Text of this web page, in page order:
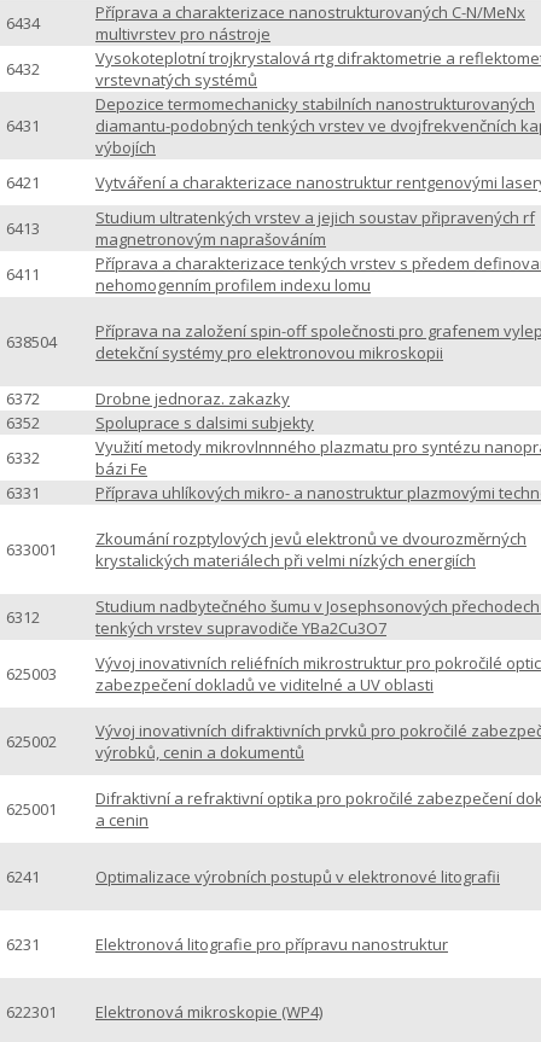
6434
Příprava a charakterizace nanostrukturovaných C-N/MeNx
multivrstev pro nástroje
6432
Vysokoteplotní trojkrystalová rtg difraktometrie a
vrstevnatých systémů
6431
Depozice termomechanicky stabilních nanostrukturovaných
diamantu-podobných tenkých vrstev ve dvojfrekvenčních
výbojích
6421
Vytváření a charakterizace nanostruktur rentgenovými
6413
Studium ultratenkých vrstev a jejich soustav připravených rf
magnetronovým naprašováním
6411
Příprava a charakterizace tenkých vrstev s předem
nehomogenním profilem indexu lomu
638504
Příprava na založení spin-off společnosti pro grafenem
detekční systémy pro elektronovou mikroskopii
6372
Drobne jednoraz. zakazky
6352
Spoluprace s dalsimi subjekty
6332
Využití metody mikrovlnnného plazmatu pro syntézu
bázi Fe
6331
Příprava uhlíkových mikro- a nanostruktur plazmovými
633001
Zkoumání rozptylových jevů elektronů ve dvourozměrných
krystalických materiálech při velmi nízkých energiích
6312
Studium nadbytečného šumu v Josephsonových
tenkých vrstev supravodiče YBa2Cu3O7
625003
Vývoj inovativních reliéfních mikrostruktur pro pokročilé
zabezpečení dokladů ve viditelné a UV oblasti
625002
Vývoj inovativních difraktivních prvků pro pokročilé
výrobků, cenin a dokumentů
625001
Difraktivní a refraktivní optika pro pokročilé zabezpečení
a cenin
6241 Optimalizace výrobních postupů v elektronové litografii
6231 Elektronová litografie pro přípravu nanostruktur
622301 Elektronová mikroskopie (WP4)